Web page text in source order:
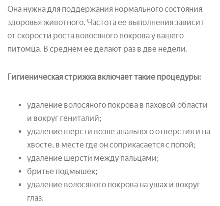
Она нужна для поддержания нормального состояния
здоровья животного. Частота ее выполнения зависит
от скорости роста волосяного покрова у вашего
питомца. В среднем ее делают раз в две недели.
Гигиеническая стрижка включает такие процедуры:
удаление волосяного покрова в паховой области
и вокруг гениталий;
удаление шерсти возле анального отверстия и на
хвосте, в месте где он соприкасается с попой;
удаление шерсти между пальцами;
бритье подмышек;
удаление волосяного покрова на ушах и вокруг
глаз.